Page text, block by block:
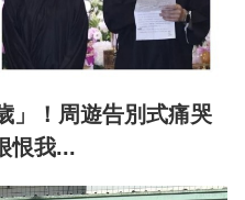
」！周遊告別式痛哭
恨我...